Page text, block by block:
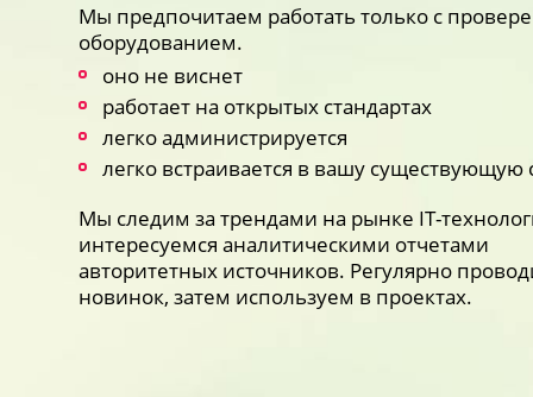
Мы предпочитаем работать только с
оборудованием.
оно не виснет
работает на открытых стандартах
легко администрируется
легко встраивается в вашу существующую
Мы следим за трендами на рынке IT-
интересуемся аналитическими отчетами
авторитетных источников. Регулярно
новинок, затем используем в проектах.